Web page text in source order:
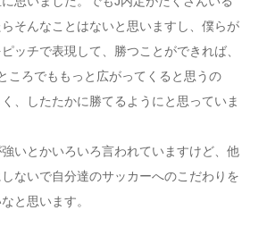
そんなことはないと思いますし、僕らが
ッチで表現して、勝つことができれば、
ころでももっと広がってくると思うの
、したたかに勝てるようにと思っていま
いとかいろいろ言われていますけど、他
ないで自分達のサッカーへのこだわりを
と思います。